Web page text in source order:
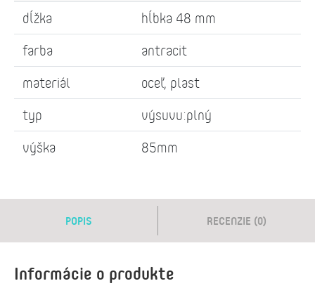
dĺžka
hĺbka 48 mm
farba
antracit
materiál
oceľ, plast
typ
výsuvu:plný
výška
85mm
POPIS RECENZIE (0)
Informácie o produkte